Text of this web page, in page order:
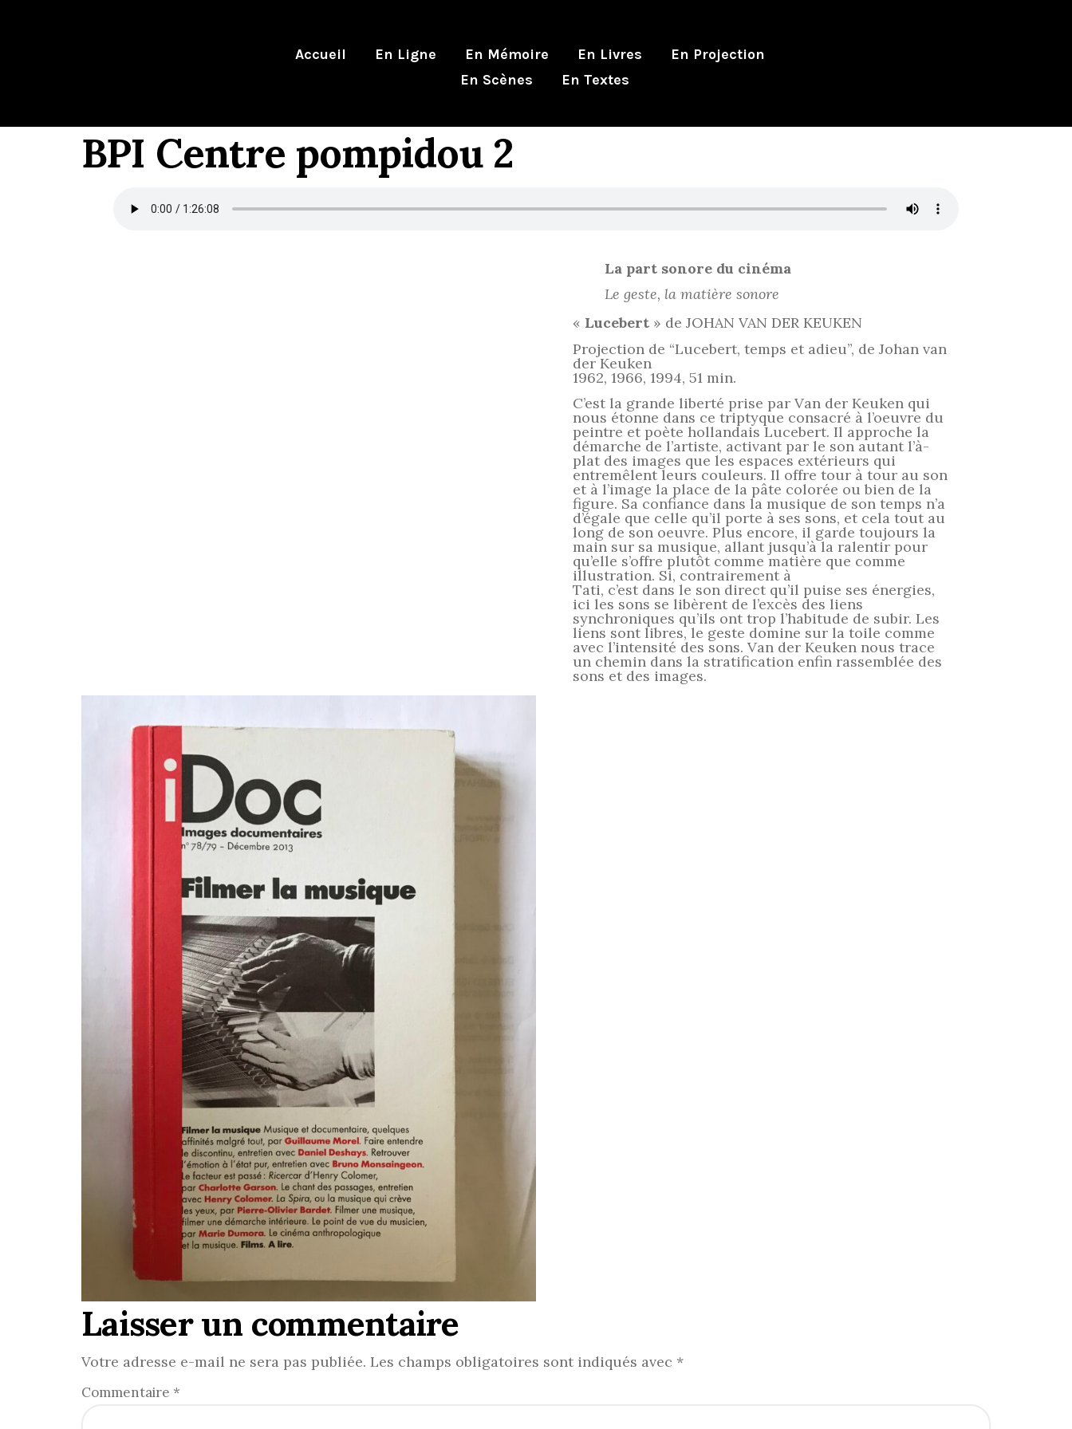
Accueil En Ligne En Mémoire En Livres
En Projection
En Scènes
En Textes
BPI Centre pompidou 2
La part sonore du cinéma
Le geste, la matière sonore
« Lucebert» de JOHAN VAN DER KEUKEN
Projection de “Lucebert, temps et adieu”, de Johan van
der Keuken
1962, 1966, 1994, 51 min.
C’est la grande liberté prise par Van der Keuken qui
nous étonne dans ce triptyque consacré à l’oeuvre du
peintre et poète hollandais Lucebert. Il approche la
démarche de l’artiste, activant par le son autant l’à-
plat des images que les espaces extérieurs qui
entremêlent leurs couleurs. Il offre tour à tour au son
et à l’image la place de la pâte colorée ou bien de la
figure. Sa confiance dans la musique de son temps n’a
d’égale que celle qu’il porte à ses sons, et cela tout au
long de son oeuvre. Plus encore, il garde toujours la
main sur sa musique, allant jusqu’à la ralentir pour
qu’elle s’offre plutôt comme matière que comme
illustration. Si, contrairement à
Tati, c’est dans le son direct qu’il puise ses énergies,
ici les sons se libèrent de l’excès des liens
synchroniques qu’ils ont trop l’habitude de subir. Les
liens sont libres, le geste domine sur la toile comme
avec l’intensité des sons. Van der Keuken nous trace
un chemin dans la stratification enfin rassemblée des
sons et des images.
Laisser un commentaire
Votre adresse e-mail ne sera pas publiée. Les champs obligatoires sont indiqués avec *
Commentaire *